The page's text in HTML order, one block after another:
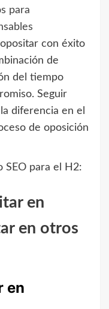
para
con éxito
de
del tiempo
Seguir
diferencia en el
de oposición
SEO para el H2:
en
en otros
en